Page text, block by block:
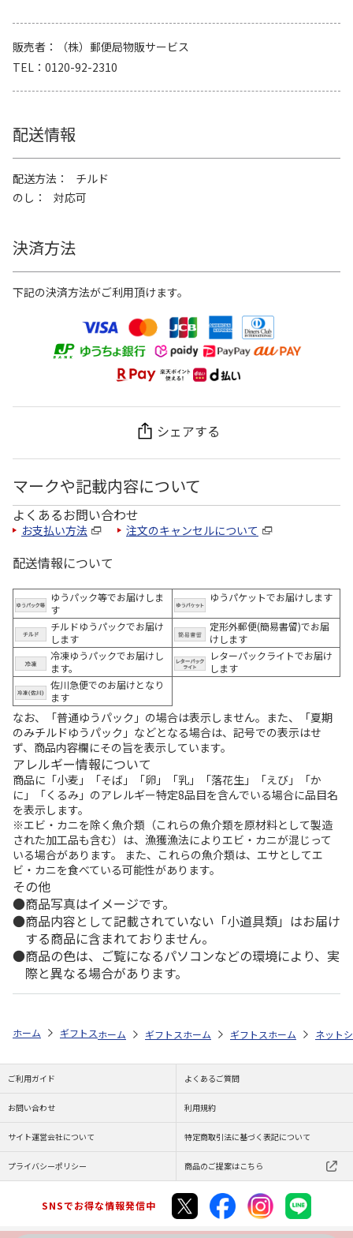
販売者
（株）郵便局物販サービス
TEL
0120-92-2310
配送情報
配送方法
チルド
のし
対応可
決済方法
下記の決済方法がご利用頂けます。
シェアする
マークや記載内容について
よくあるお問い合わせ
お支払い方法 注文のキャンセルについて
配送情報について
ゆうパック等でお届けしま
す
ゆうパケットでお届けします
チルドゆうパックでお届け
します
定形外郵便(簡易書留)でお届
けします
冷凍ゆうパックでお届けし
ます。
レターパックライトでお届け
します
佐川急便でのお届けとなり
ます
なお、「普通ゆうパック」の場合は表示しません。また、「夏期
のみチルドゆうパック」などとなる場合は、記号での表示はせ
ず、商品内容欄にその旨を表示しています。
アレルギー情報について
商品に「小麦」「そば」「卵」「乳」「落花生」「えび」「か
に」「くるみ」のアレルギー特定8品目を含んでいる場合に品目名
を表示します。
※エビ・カニを除く魚介類（これらの魚介類を原材料として製造
された加工品も含む）は、漁獲漁法によりエビ・カニが混じって
いる場合があります。 また、これらの魚介類は、エサとしてエ
ビ・カニを食べている可能性があります。
その他
商品写真はイメージです。
商品内容として記載されていない「小道具類」はお届け
する商品に含まれておりません。
商品の色は、ご覧になるパソコンなどの環境により、実
際と異なる場合があります。
ホーム ギフトストア お中元・夏ギフト特集 2026 おすすめ ご当地
ホーム ギフトストア お中元・夏ギフト特集 2026
ホーム ギフトストア お中元・
ホーム ネット
ご利用ガイド よくあるご質問
お問い合わせ 利用規約
サイト運営会社について 特定商取引法に基づく表記について
プライバシーポリシー 商品のご提案はこちら
SNSでお得な情報発信中